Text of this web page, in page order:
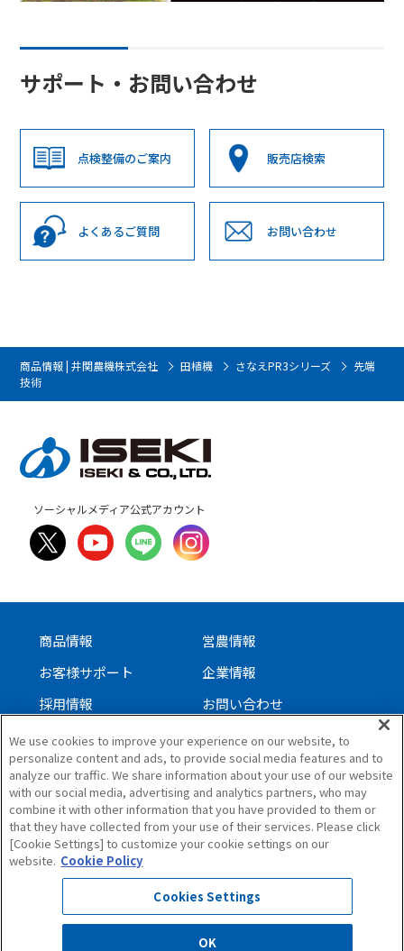
サポート・お問い合わせ
点検整備のご案内 販売店検索
よくあるご質問 お問い合わせ
商品情報 | 井関農機株式会社 田植機 さなえPR3シリーズ
先端
技術
ソーシャルメディア公式アカウント
商品情報
営農情報
お客様サポート
企業情報
採用情報
お問い合わせ
サイトについて
個人情報保護方針
ソーシャルメディアガイドライン
サイトマップ
We use cookies to improve your experience on our website, to
personalize content and ads, to provide social media features and to
analyze our traffic. We share information about your use of our website
with our social media, advertising and analytics partners, who may
combine it with other information that you have provided to them or
that they have collected from your use of their services. Please click
[Cookie Settings] to customize your cookie settings on our
website. Cookie Policy
Cookies Settings
OK